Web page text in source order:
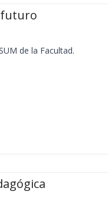
futuro
de la Facultad.